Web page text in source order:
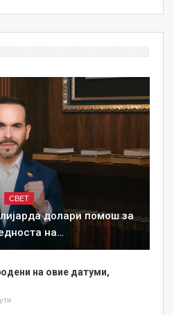
СВЕТ
долари помош за
на…
на овие датуми,